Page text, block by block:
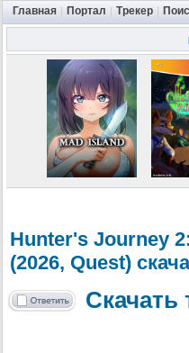
Главная Портал Трекер
Hunter's Journey
(2026, Quest)
Скачать